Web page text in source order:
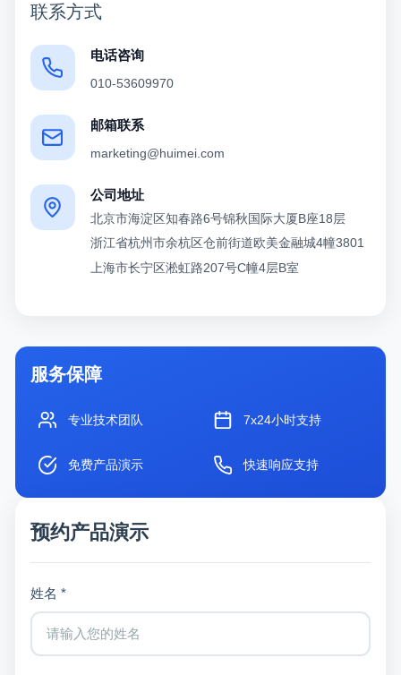
联系方式
电话咨询
010-53609970
邮箱联系
marketing@huimei.com
公司地址
北京市海淀区知春路6号锦秋国际大厦B座18层
浙江省杭州市余杭区仓前街道欧美金融城4幢3801
上海市长宁区淞虹路207号C幢4层B室
服务保障
专业技术团队 7x24小时支持
免费产品演示 快速响应支持
预约产品演示
姓名 *